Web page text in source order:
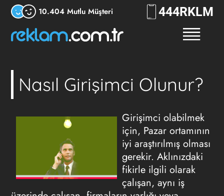
10.404 Mutlu Müşteri 444RKLM
Nasıl Girişimci Olunur?
Girişimci olabilmek
için, Pazar ortamının
iyi araştırılmış olması
gerekir. Aklınızdaki
fikirle ilgili olarak
çalışan, aynı iş